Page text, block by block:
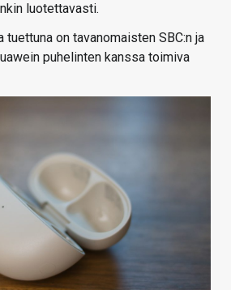
luotettavasti.
on tavanomaisten SBC:n ja
puhelinten kanssa toimiva